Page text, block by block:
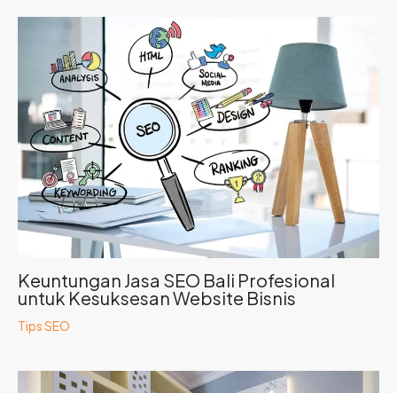
Keuntungan Jasa SEO Bali Profesional
untuk Kesuksesan Website Bisnis
Tips SEO